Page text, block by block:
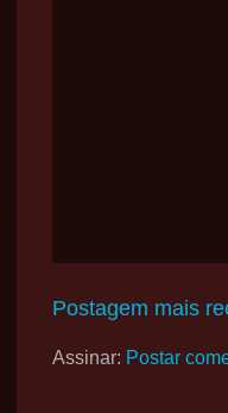
Postagem mais
Assinar: Postar